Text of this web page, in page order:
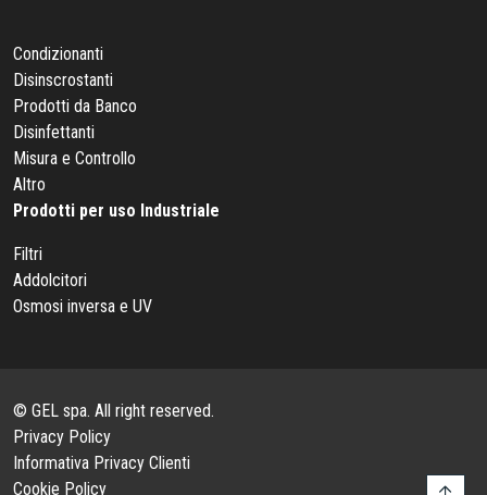
Condizionanti
Disinscrostanti
Prodotti da Banco
Disinfettanti
Misura e Controllo
Altro
Prodotti per uso Industriale
Filtri
Addolcitori
Osmosi inversa e UV
© GEL spa. All right reserved.
Privacy Policy
Informativa Privacy Clienti
Cookie Policy